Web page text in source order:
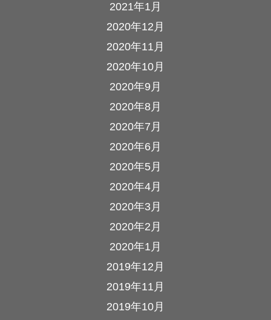
2021年1月
2020年12月
2020年11月
2020年10月
2020年9月
2020年8月
2020年7月
2020年6月
2020年5月
2020年4月
2020年3月
2020年2月
2020年1月
2019年12月
2019年11月
2019年10月